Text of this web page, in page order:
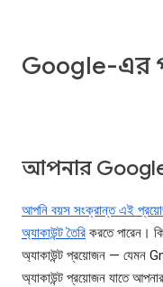
Google-এর
আপনার
আপনি বয়স সংক্রান্ত এই
অ্যাকাউন্ট তৈরি করতে পারেন।
অ্যাকাউন্ট প্রয়োজন — যেমন
অ্যাকাউন্ট প্রয়োজন যাতে